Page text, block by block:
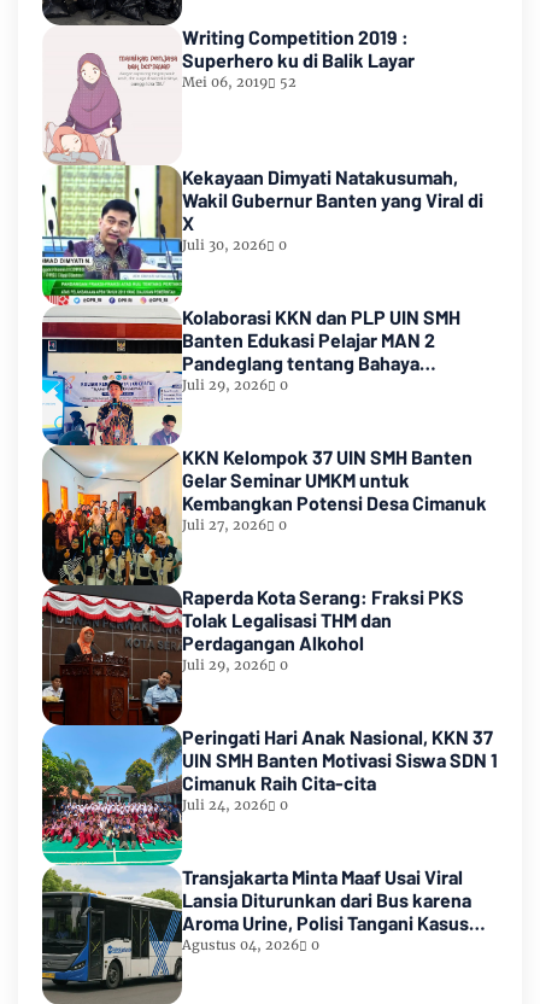
Writing Competition 2019 :
Superhero ku di Balik Layar
Mei 06, 2019 52
Kekayaan Dimyati Natakusumah,
Wakil Gubernur Banten yang Viral di
X
Juli 30, 2026 0
Kolaborasi KKN dan PLP UIN SMH
Banten Edukasi Pelajar MAN 2
Pandeglang tentang Bahaya
Pernikahan Dini
Juli 29, 2026 0
KKN Kelompok 37 UIN SMH Banten
Gelar Seminar UMKM untuk
Kembangkan Potensi Desa Cimanuk
Juli 27, 2026 0
Raperda Kota Serang: Fraksi PKS
Tolak Legalisasi THM dan
Perdagangan Alkohol
Juli 29, 2026 0
Peringati Hari Anak Nasional, KKN 37
UIN SMH Banten Motivasi Siswa SDN 1
Cimanuk Raih Cita-cita
Juli 24, 2026 0
Transjakarta Minta Maaf Usai Viral
Lansia Diturunkan dari Bus karena
Aroma Urine, Polisi Tangani Kasus
Lansia Korban Penyekapan
Agustus 04, 2026 0